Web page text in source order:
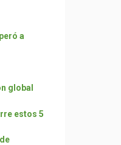
a
global
estos 5